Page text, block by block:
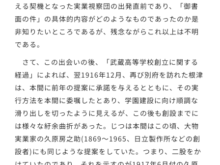
える契機となった実業視察団の出発直前であり、「御書
面の件」の具体的内容がどのようなものであったのか是
非知りたいところであるが、残念ながらこれ以上は不明
である。
さて、この出会いの後、「武蔵高等学校創立に関する
経過」によれば、翌1916年12月、再び別府を訪れた根津
は、本間に前年の提案に承諾を与えるとともに、その実
行方法を本間に委嘱したとあり、学園建設に向け順調な
滑り出しを切ったように見えるが、この後も創設までに
は様々な紆余曲折があった。じつは本間はこの頃、大物
実業家の久原房之助(1869～1965、日立製作所などの創
設者)にも同じような提案をしていた。つまり、二股をか